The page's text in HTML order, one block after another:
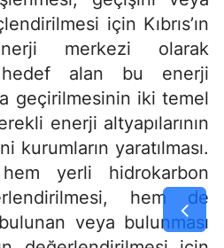
için Kıbrıs’ın
merkezi olarak
hedef alan bu enerji
geçirilmesinin iki temel
enerji altyapılarının
kurumların yaratılması.
hem yerli hidrokarbon
hem de
veya bulunması